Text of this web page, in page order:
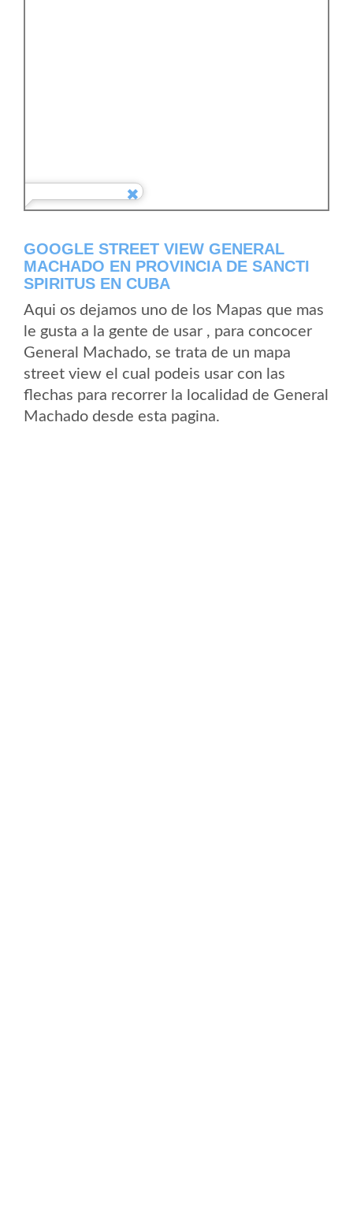
GOOGLE STREET VIEW GENERAL
MACHADO EN PROVINCIA DE SANCTI
SPIRITUS EN CUBA
Aqui os dejamos uno de los Mapas que mas
le gusta a la gente de usar , para concocer
General Machado, se trata de un mapa
street view el cual podeis usar con las
flechas para recorrer la localidad de General
Machado desde esta pagina.